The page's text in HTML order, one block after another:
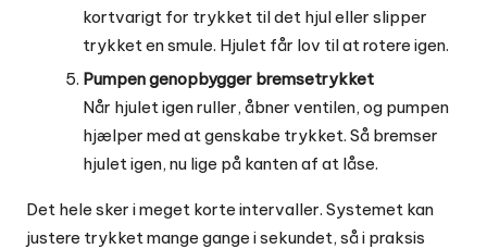
kortvarigt for trykket til det hjul eller slipper
trykket en smule. Hjulet får lov til at rotere igen.
Pumpen genopbygger bremsetrykket
Når hjulet igen ruller, åbner ventilen, og pumpen
hjælper med at genskabe trykket. Så bremser
hjulet igen, nu lige på kanten af at låse.
Det hele sker i meget korte intervaller. Systemet kan
justere trykket mange gange i sekundet, så i praksis